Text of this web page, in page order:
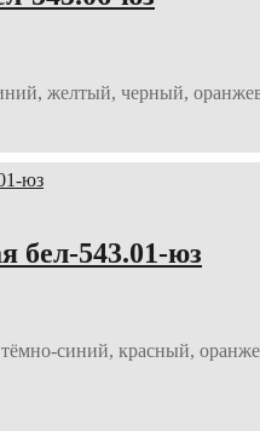
желтый, черный,
543.01-юз
синий, красный,